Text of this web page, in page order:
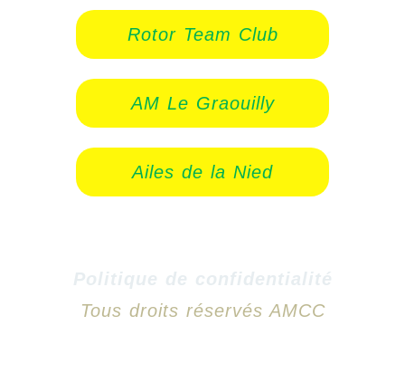
Rotor Team Club
AM Le Graouilly
Ailes de la Nied
Politique de confidentialité
Tous droits réservés AMCC